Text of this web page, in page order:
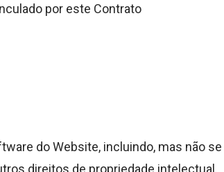
por este Contrato
do Website, incluindo, mas não se
direitos de propriedade intelectual